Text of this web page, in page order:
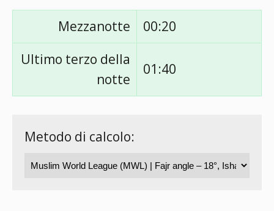
Mezzanotte
00:20
Ultimo terzo della
notte
01:40
Metodo di calcolo: